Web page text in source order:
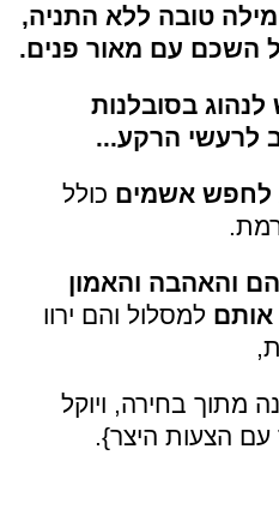
טובה ללא התניה,
השכם עם מאור פנים.
לנהוג בסובלנות
לרעשי הרקע...
לחפש אשמים כולל
והאהבה והאמון
אותם למסלול והם ירוו
מתוך בחירה, ויוקל
הצעות היצר}.